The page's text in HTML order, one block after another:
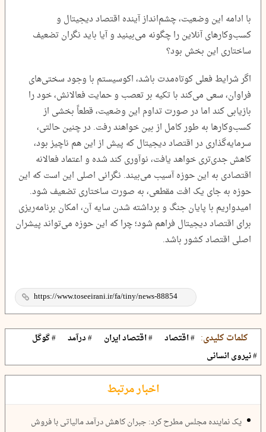
با ادامه این وضعیت، چشم‌انداز آینده اقتصاد دیجیتال و
کسب‌وکارهای آنلاین را چگونه می‌بینید و آیا باید نگران تضعیف
ساختاری این بخش بود؟
اگر شرایط فعلی کوتاه‌مدت باشد، اکوسیستم با وجود سختی‌های
فراوان، سعی می‌کند با تکیه بر تعصب و حمایت فعالانش، خود را
بازیابی کند اما در صورت تداوم این وضعیت، قطعاً بخشی از
کسب‌وکارها به طور کامل از بین خواهند رفت. در چنین حالتی،
سرمایه‌گذاری در اقتصاد دیجیتال که پیش از این هم ناچیز بود،
کاهش جدی‌تری خواهد یافت، نوآوری کند شده و اعتماد فعالانه
اقتصادی به این حوزه آسیب می‌بیند. نگرانی اصلی این است که این
حوزه به جای یک افت مقطعی، به صورت ساختاری تضعیف شود.
امیدواریم با پایان جنگ و برداشته شدن سایه آن، امکان برنامه‌ریزی
برای اقتصاد دیجیتال فراهم شود؛ چرا که این حوزه می‌تواند پیشران
اصلی اقتصاد کشور باشد.
کلمات کلیدی: # اقتصاد # اقتصاد ایران # درآمد
# گوگل
# نیروی انسانی
اخبار مرتبط
یک نماینده مجلس مطرح کرد: جبران کاهش درآمد مالیاتی با فروش